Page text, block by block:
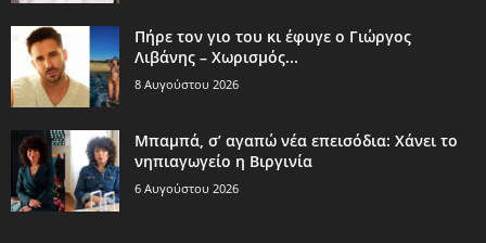
Πήρε τον γιο του κι έφυγε ο Γιώργος
Λιβάνης – Χωρισμός...
8 Αυγούστου 2026
Μπαμπά, σ’ αγαπώ νέα επεισόδια: Χάνει το
νηπιαγωγείο η Βιργινία
6 Αυγούστου 2026